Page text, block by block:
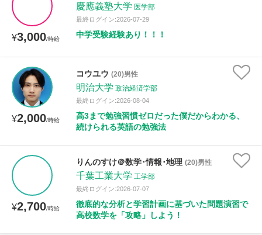
¥3,000/時給
慶應義塾大学 医学部
最終ログイン:2026-07-29
中学受験経験あり！！！
¥2,000/時給
コウユウ (20)男性
明治大学 政治経済学部
最終ログイン:2026-08-04
高3まで勉強習慣ゼロだった僕だからわかる、
続けられる英語の勉強法
¥2,700/時給
りんのすけ＠数学･情報･地理 (20)男性
千葉工業大学 工学部
最終ログイン:2026-07-07
徹底的な分析と学習計画に基づいた問題演習で
高校数学を「攻略」しよう！